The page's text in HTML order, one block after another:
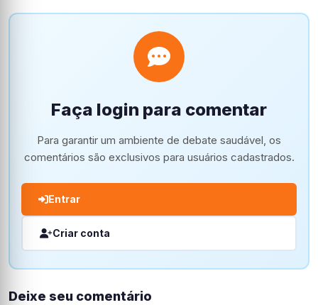
Faça login para comentar
Para garantir um ambiente de debate saudável, os
comentários são exclusivos para usuários cadastrados.
Entrar
Criar conta
Deixe seu comentário